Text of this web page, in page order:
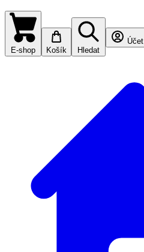
E-shop Košík Hledat
Účet